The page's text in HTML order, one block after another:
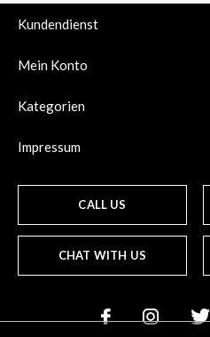
Kundendienst
Mein Konto
Kategorien
Impressum
CALL US
CHAT WITH US